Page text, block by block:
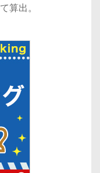
算出。